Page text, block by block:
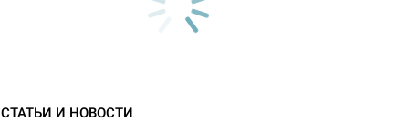
СТАТЬИ И НОВОСТИ